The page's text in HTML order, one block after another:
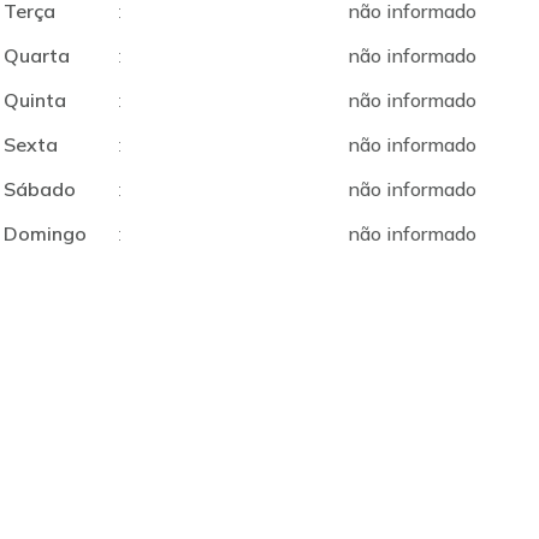
Terça
:
não informado
Quarta
:
não informado
Quinta
:
não informado
Sexta
:
não informado
Sábado
:
não informado
Domingo
: não informado